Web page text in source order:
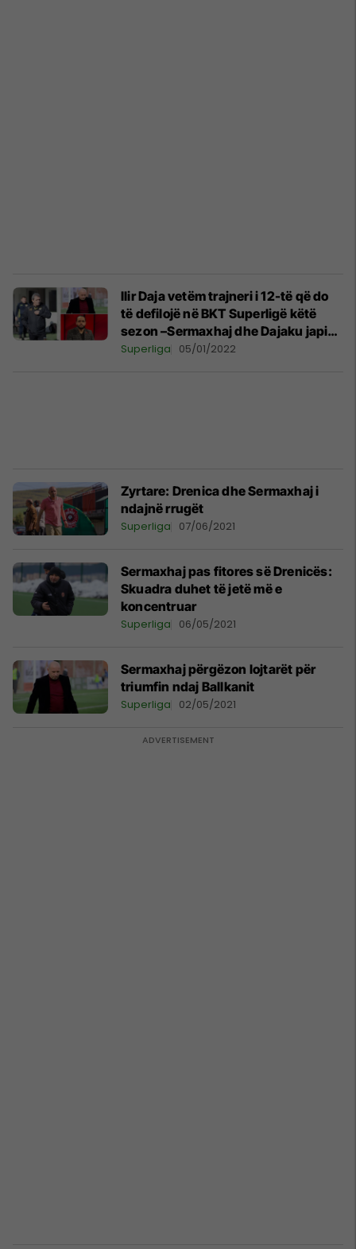
Ilir Daja vetëm trajneri i 12-të që do
të defilojë në BKT Superligë këtë
sezon –Sermaxhaj dhe Dajaku japin
mendimet për ndryshimet e rralla të
Superliga 05/01/2022
Zyrtare: Drenica dhe Sermaxhaj i
ndajnë rrugët
Superliga 07/06/2021
Sermaxhaj pas fitores së Drenicës:
Skuadra duhet të jetë më e
koncentruar
Superliga 06/05/2021
Sermaxhaj përgëzon lojtarët për
triumfin ndaj Ballkanit
Superliga 02/05/2021